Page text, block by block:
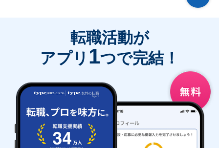
転職活動が
アプリ 1つで完結！